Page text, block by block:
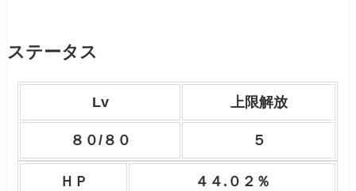
ステータス
Lv 上限解放
８０/８０ ５
ＨＰ ４４.０２％